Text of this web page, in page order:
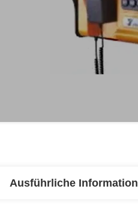
Ausführliche Information